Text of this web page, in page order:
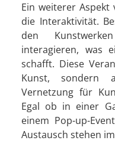
Ein weiterer Aspekt
die Interaktivität.
den
interagieren, was
schafft. Diese
Kunst, sondern
Vernetzung für
Egal ob in einer
einem Pop-up-
Austausch stehen